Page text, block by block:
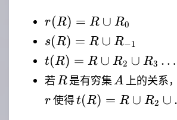
r(R)
= R
\cup
R_{0}
r(R) = R ∪ R0
s(R) =
R \cup
R_{-1}
s(R) = R ∪ R−1
t(R)
= R
\cup
R_{2}
t(R) = R ∪ R2 ∪ R3 …
若 R
R是有穷集 A
A 上的关系
r使得t(R)
t(R) = R ∪ R2 ∪